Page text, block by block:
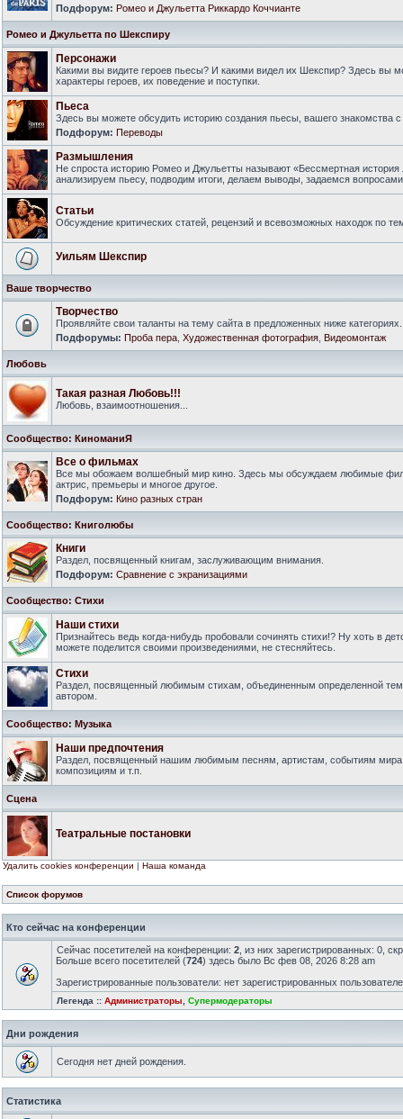
Подфорум: Ромео и Джульетта Риккардо Коччианте
Ромео и Джульетта по Шекспиру
Персонажи
Какими вы видите героев пьесы? И какими видел их Шекспир? Здесь вы
характеры героев, их поведение и поступки.
Пьеса
Здесь вы можете обсудить историю создания пьесы, вашего знакомства
Подфорум: Переводы
Размышления
Не спроста историю Ромео и Джульетты называют «Бессмертная
анализируем пьесу, подводим итоги, делаем выводы, задаемся
Статьи
Обсуждение критических статей, рецензий и всевозможных находок по
Уильям Шекспир
Ваше творчество
Творчество
Проявляйте свои таланты на тему сайта в предложенных ниже категориях.
Подфорумы: Проба пера Художественная фотография Видеомонтаж
Любовь
Такая разная Любовь!!!
Любовь, взаимоотношения...
Сообщество: КиноманиЯ
Все о фильмах
Все мы обожаем волшебный мир кино. Здесь мы обсуждаем любимые
актрис, премьеры и многое другое.
Подфорум: Кино разных стран
Сообщество: Книголюбы
Книги
Раздел, посвященный книгам, заслуживающим внимания.
Подфорум: Сравнение с экранизациями
Сообщество: Стихи
Наши стихи
Признайтесь ведь когда-нибудь пробовали сочинять стихи!? Ну хоть в
можете поделится своими произведениями, не стесняйтесь.
Стихи
Раздел, посвященный любимым стихам, объединенным определенной
автором.
Сообщество: Музыка
Наши предпочтения
Раздел, посвященный нашим любимым песням, артистам, событиям
композициям и т.п.
Сцена
Театральные постановки
Удалить cookies конференции | Наша команда
Список форумов
Кто сейчас на конференции
Сейчас посетителей на конференции: 2 , из них зарегистрированных: 0,
Больше всего посетителей (724) здесь было Вс фев 08, 2026 8:28 am
Зарегистрированные пользователи: нет зарегистрированных
Легенда :: Администраторы Супермодераторы
Дни рождения
Сегодня нет дней рождения.
Статистика